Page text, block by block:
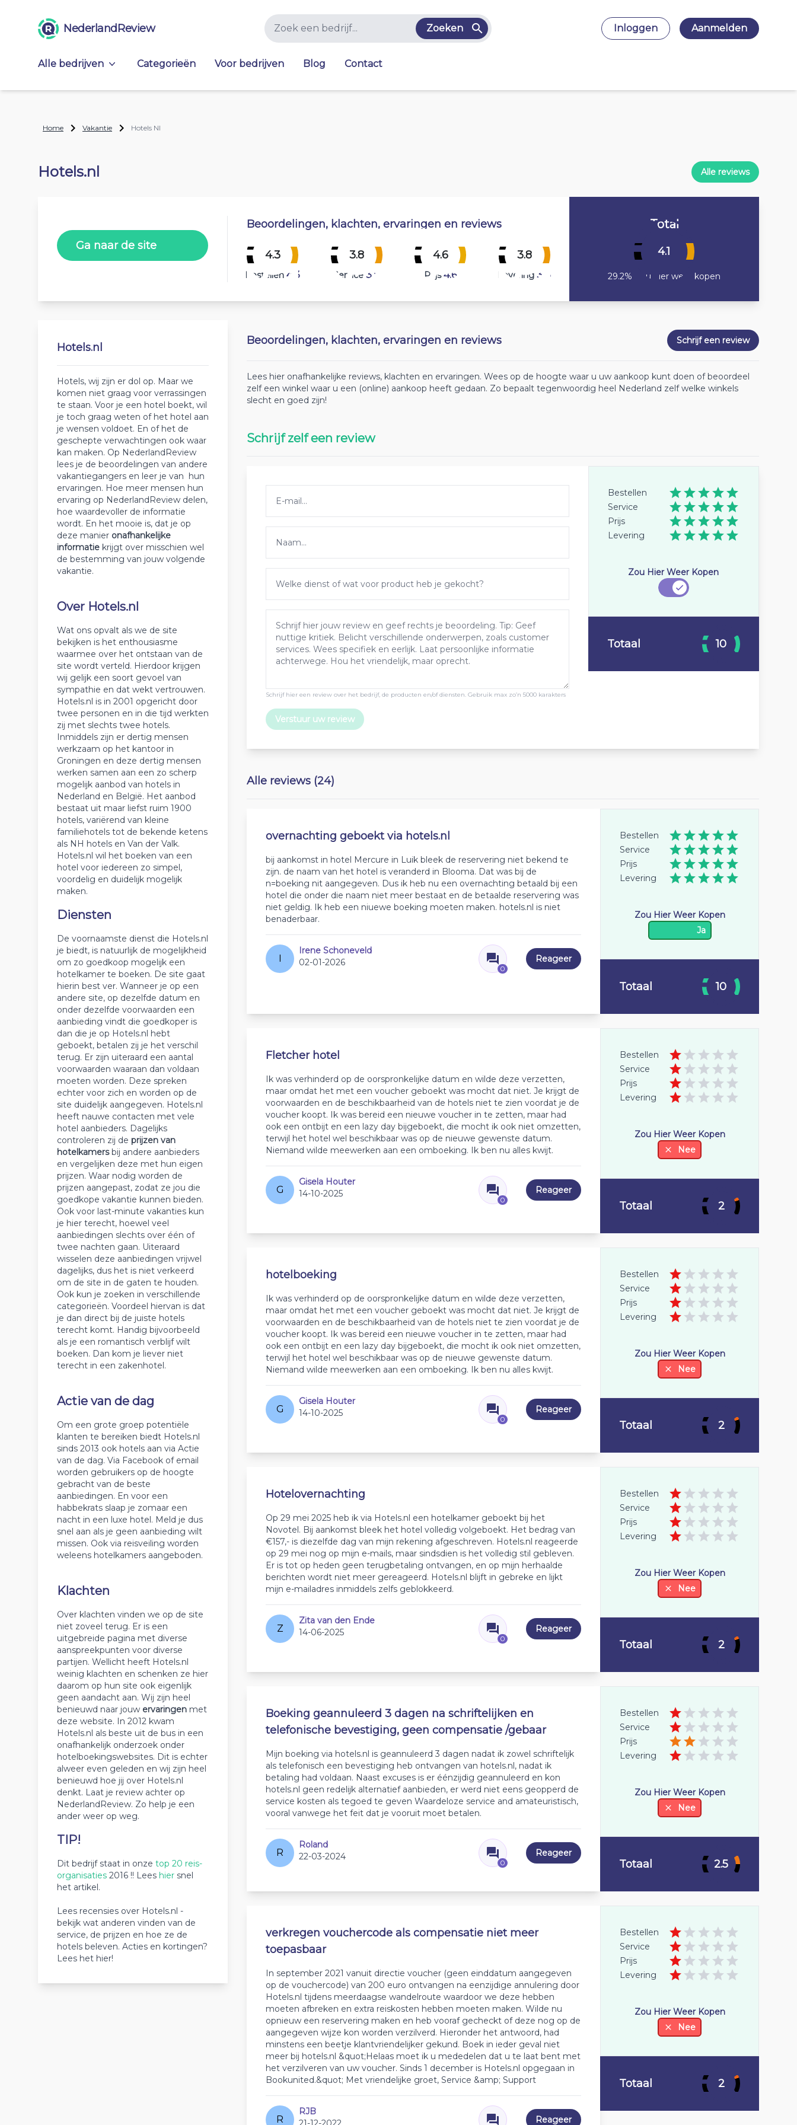
NederlandReview Zoeken Inloggen Aanmelden
Alle bedrijven Categorieën Voor bedrijven Blog Contact
Home Vakantie Hotels Nl
Hotels.nl Alle reviews
Ga naar de site
Beoordelingen, klachten, ervaringen en reviews
4.3
Bestellen 4.3
3.8
Service 3.8
4.6
Prijs 4.6
3.8
Levering 3.8
Total
4.1
29.2% Zou hier weer kopen
Hotels.nl
Hotels, wij zijn er dol op. Maar we
komen niet graag voor verrassingen
te staan. Voor je een hotel boekt, wil
je toch graag weten of het hotel aan
je wensen voldoet. En of het de
geschepte verwachtingen ook waar
kan maken. Op NederlandReview
lees je de beoordelingen van andere
vakantiegangers en leer je van hun
ervaringen. Hoe meer mensen hun
ervaring op NederlandReview delen,
hoe waardevoller de informatie
wordt. En het mooie is, dat je op
deze manier onafhankelijke
informatie krijgt over misschien wel
de bestemming van jouw volgende
vakantie.
Over Hotels.nl
Wat ons opvalt als we de site
bekijken is het enthousiasme
waarmee over het ontstaan van de
site wordt verteld. Hierdoor krijgen
wij gelijk een soort gevoel van
sympathie en dat wekt vertrouwen.
Hotels.nl is in 2001 opgericht door
twee personen en in die tijd werkten
zij met slechts twee hotels.
Inmiddels zijn er dertig mensen
werkzaam op het kantoor in
Groningen en deze dertig mensen
werken samen aan een zo scherp
mogelijk aanbod van hotels in
Nederland en België. Het aanbod
bestaat uit maar liefst ruim 1900
hotels, variërend van kleine
familiehotels tot de bekende ketens
als NH hotels en Van der Valk.
Hotels.nl wil het boeken van een
hotel voor iedereen zo simpel,
voordelig en duidelijk mogelijk
maken.
Diensten
De voornaamste dienst die Hotels.nl
je biedt, is natuurlijk de mogelijkheid
om zo goedkoop mogelijk een
hotelkamer te boeken. De site gaat
hierin best ver. Wanneer je op een
andere site, op dezelfde datum en
onder dezelfde voorwaarden een
aanbieding vindt die goedkoper is
dan die je op Hotels.nl hebt
geboekt, betalen zij je het verschil
terug. Er zijn uiteraard een aantal
voorwaarden waaraan dan voldaan
moeten worden. Deze spreken
echter voor zich en worden op de
site duidelijk aangegeven. Hotels.nl
heeft nauwe contacten met vele
hotel aanbieders. Dagelijks
controleren zij de prijzen van
hotelkamersbij andere aanbieders
en vergelijken deze met hun eigen
prijzen. Waar nodig worden de
prijzen aangepast, zodat ze jou die
goedkope vakantie kunnen bieden.
Ook voor last-minute vakanties kun
je hier terecht, hoewel veel
aanbiedingen slechts over één of
twee nachten gaan. Uiteraard
wisselen deze aanbiedingen vrijwel
dagelijks, dus het is niet verkeerd
om de site in de gaten te houden.
Ook kun je zoeken in verschillende
categorieën. Voordeel hiervan is dat
je dan direct bij de juiste hotels
terecht komt. Handig bijvoorbeeld
als je een romantisch verblijf wilt
boeken. Dan kom je liever niet
terecht in een zakenhotel.
Actie van de dag
Om een grote groep potentiële
klanten te bereiken biedt Hotels.nl
sinds 2013 ook hotels aan via Actie
van de dag. Via Facebook of email
worden gebruikers op de hoogte
gebracht van de beste
aanbiedingen. En voor een
habbekrats slaap je zomaar een
nacht in een luxe hotel. Meld je dus
snel aan als je geen aanbieding wilt
missen. Ook via reisveiling worden
weleens hotelkamers aangeboden.
Klachten
Over klachten vinden we op de site
niet zoveel terug. Er is een
uitgebreide pagina met diverse
aanspreekpunten voor diverse
partijen. Wellicht heeft Hotels.nl
weinig klachten en schenken ze hier
daarom op hun site ook eigenlijk
geen aandacht aan. Wij zijn heel
benieuwd naar jouw ervaringen met
deze website. In 2012 kwam
Hotels.nl als beste uit de bus in een
onafhankelijk onderzoek onder
hotelboekingswebsites. Dit is echter
alweer even geleden en wij zijn heel
benieuwd hoe jij over Hotels.nl
denkt. Laat je review achter op
NederlandReview. Zo help je een
ander weer op weg.
TIP!
Dit bedrijf staat in onze top 20 reis-
organisaties 2016 !! Lees hier snel
het artikel.
Lees recensies over Hotels.nl -
bekijk wat anderen vinden van de
service, de prijzen en hoe ze de
hotels beleven. Acties en kortingen?
Lees het hier!
Beoordelingen, klachten, ervaringen en reviews Schrijf een review
Lees hier onafhankelijke reviews, klachten en ervaringen. Wees op de hoogte waar u uw aankoop kunt doen of beoordeel
zelf een winkel waar u een (online) aankoop heeft gedaan. Zo bepaalt tegenwoordig heel Nederland zelf welke winkels
slecht en goed zijn!
Schrijf zelf een review
Schrijf hier een review over het bedrijf, de producten en/of diensten. Gebruik max zo’n 5000 karakters
Verstuur uw review
Bestellen
Service
Prijs
Levering
Zou Hier Weer Kopen
Totaal 10
Alle reviews (24)
overnachting geboekt via hotels.nl
bij aankomst in hotel Mercure in Luik bleek de reservering niet bekend te
zijn. de naam van het hotel is veranderd in Blooma. Dat was bij de
n=boeking nit aangegeven. Dus ik heb nu een overnachting betaald bij een
hotel die onder die naam niet meer bestaat en de betaalde reservering was
niet geldig. Ik heb een niuewe boeking moeten maken. hotels.nl is niet
benaderbaar.
I
Irene Schoneveld
02-01-2026
0
Reageer
Bestellen
Service
Prijs
Levering
Zou Hier Weer Kopen
Ja
Totaal 10
Fletcher hotel
Ik was verhinderd op de oorspronkelijke datum en wilde deze verzetten,
maar omdat het met een voucher geboekt was mocht dat niet. Je krijgt de
voorwaarden en de beschikbaarheid van de hotels niet te zien voordat je de
voucher koopt. Ik was bereid een nieuwe voucher in te zetten, maar had
ook een ontbijt en een lazy day bijgeboekt, die mocht ik ook niet omzetten,
terwijl het hotel wel beschikbaar was op de nieuwe gewenste datum.
Niemand wilde meewerken aan een omboeking. Ik ben nu alles kwijt.
G
Gisela Houter
14-10-2025
0
Reageer
Bestellen
Service
Prijs
Levering
Zou Hier Weer Kopen
Nee
Totaal 2
hotelboeking
Ik was verhinderd op de oorspronkelijke datum en wilde deze verzetten,
maar omdat het met een voucher geboekt was mocht dat niet. Je krijgt de
voorwaarden en de beschikbaarheid van de hotels niet te zien voordat je de
voucher koopt. Ik was bereid een nieuwe voucher in te zetten, maar had
ook een ontbijt en een lazy day bijgeboekt, die mocht ik ook niet omzetten,
terwijl het hotel wel beschikbaar was op de nieuwe gewenste datum.
Niemand wilde meewerken aan een omboeking. Ik ben nu alles kwijt.
G
Gisela Houter
14-10-2025
0
Reageer
Bestellen
Service
Prijs
Levering
Zou Hier Weer Kopen
Nee
Totaal 2
Hotelovernachting
Op 29 mei 2025 heb ik via Hotels.nl een hotelkamer geboekt bij het
Novotel. Bij aankomst bleek het hotel volledig volgeboekt. Het bedrag van
€157,- is diezelfde dag van mijn rekening afgeschreven. Hotels.nl reageerde
op 29 mei nog op mijn e-mails, maar sindsdien is het volledig stil gebleven.
Er is tot op heden geen terugbetaling ontvangen, en op mijn herhaalde
berichten wordt niet meer gereageerd. Hotels.nl blijft in gebreke en lijkt
mijn e-mailadres inmiddels zelfs geblokkeerd.
Z
Zita van den Ende
14-06-2025
0
Reageer
Bestellen
Service
Prijs
Levering
Zou Hier Weer Kopen
Nee
Totaal 2
Boeking geannuleerd 3 dagen na schriftelijken en
telefonische bevestiging, geen compensatie /gebaar
Mijn boeking via hotels.nl is geannuleerd 3 dagen nadat ik zowel schriftelijk
als telefonisch een bevestiging heb ontvangen van hotels.nl, nadat ik
betaling had voldaan. Naast excuses is er éénzijdig geannuleerd en kon
hotels.nl geen redelijk alternatief aanbieden, er werd niet eens geopperd de
service kosten als tegoed te geven Waardeloze service and amateuristisch,
vooral vanwege het feit dat je vooruit moet betalen.
R
Roland
22-03-2024
0
Reageer
Bestellen
Service
Prijs
Levering
Zou Hier Weer Kopen
Nee
Totaal 2.5
verkregen vouchercode als compensatie niet meer
toepasbaar
In september 2021 vanuit directie voucher (geen einddatum aangegeven
op de vouchercode) van 200 euro ontvangen na eenzijdige annulering door
Hotels.nl tijdens meerdaagse wandelroute waardoor we deze hebben
moeten afbreken en extra reiskosten hebben moeten maken. Wilde nu
opnieuw een reservering maken en heb vooraf gecheckt of deze nog op de
aangegeven wijze kon worden verzilverd. Hieronder het antwoord, had
minstens een beetje klantvriendelijker gekund. Boek in ieder geval niet
meer bij hotels.nl &quot;Helaas moet ik u mededelen dat u te laat bent met
het verzilveren van uw voucher. Sinds 1 december is Hotels.nl opgegaan in
Bookunited.&quot; Met vriendelijke groet, Service &amp; Support
R
RJB
Reageer
Bestellen
Service
Prijs
Levering
Zou Hier Weer Kopen
Nee
Totaal 2